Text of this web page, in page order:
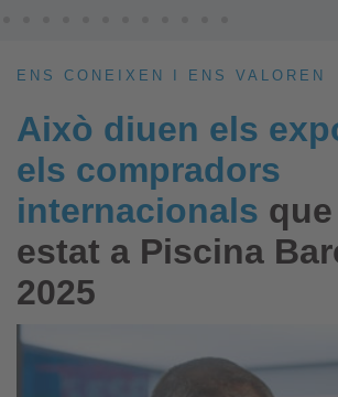
ENS CONEIXEN I ENS VALOREN
Això diuen els
els compradors
internacionals
estat a Piscina
2025